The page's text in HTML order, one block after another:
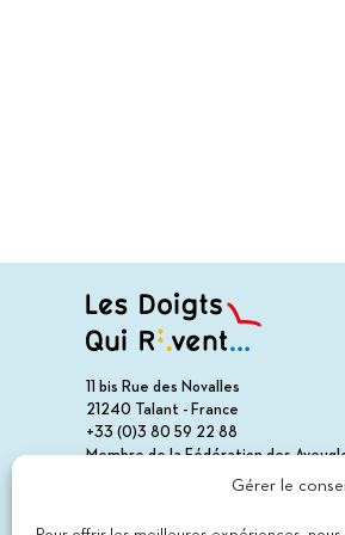
Gérer le
11 bis Rue des Novalles
21240 Talant - France
+33 (0)3 80 59 22 88
Membre de la Fédération des
Membre du collectif Les Éditeurs